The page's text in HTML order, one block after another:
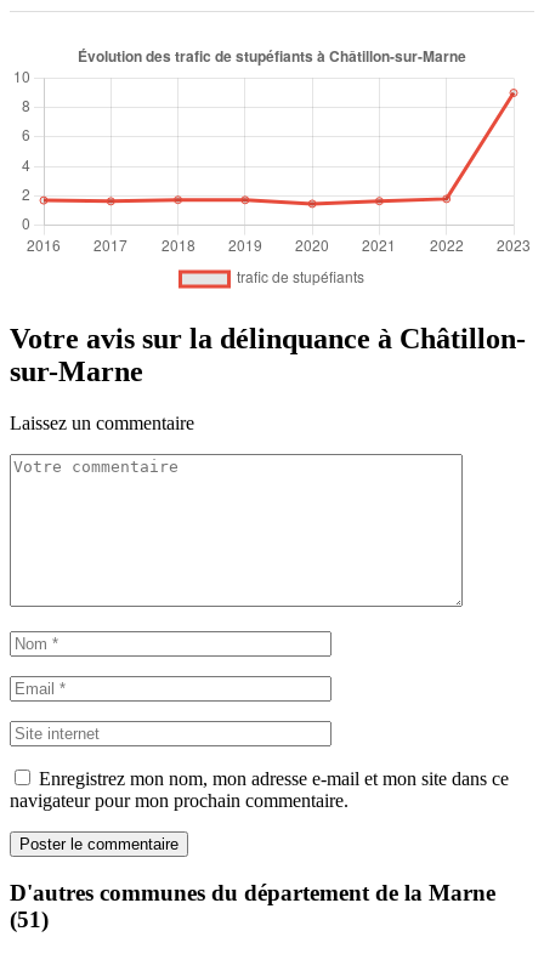
Votre avis sur la délinquance à Châtillon-
sur-Marne
Laissez un commentaire
Enregistrez mon nom, mon adresse e-mail et mon site dans ce
navigateur pour mon prochain commentaire.
D'autres communes du département de la Marne
(51)